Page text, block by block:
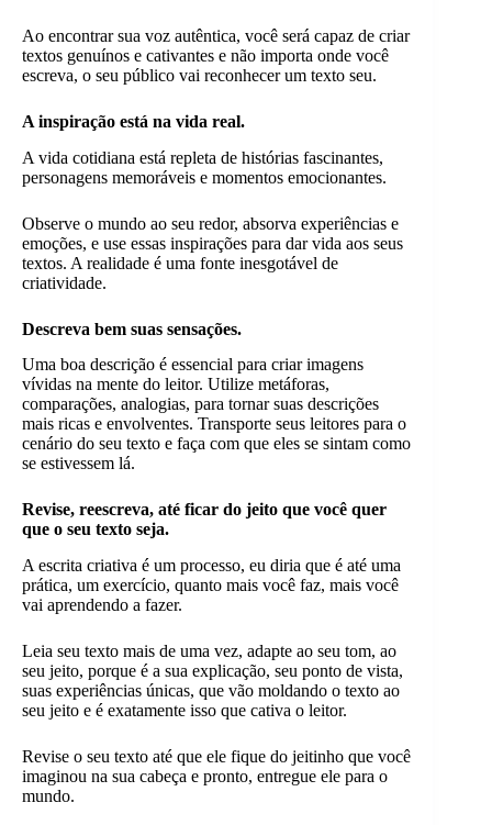
Ao encontrar sua voz autêntica, você será capaz de criar
textos genuínos e cativantes e não importa onde você
escreva, o seu público vai reconhecer um texto seu.
A inspiração está na vida real.
A vida cotidiana está repleta de histórias fascinantes,
personagens memoráveis e momentos emocionantes.
Observe o mundo ao seu redor, absorva experiências e
emoções, e use essas inspirações para dar vida aos seus
textos. A realidade é uma fonte inesgotável de
criatividade.
Descreva bem suas sensações.
Uma boa descrição é essencial para criar imagens
vívidas na mente do leitor. Utilize metáforas,
comparações, analogias, para tornar suas descrições
mais ricas e envolventes. Transporte seus leitores para o
cenário do seu texto e faça com que eles se sintam como
se estivessem lá.
Revise, reescreva, até ficar do jeito que você quer
que o seu texto seja.
A escrita criativa é um processo, eu diria que é até uma
prática, um exercício, quanto mais você faz, mais você
vai aprendendo a fazer.
Leia seu texto mais de uma vez, adapte ao seu tom, ao
seu jeito, porque é a sua explicação, seu ponto de vista,
suas experiências únicas, que vão moldando o texto ao
seu jeito e é exatamente isso que cativa o leitor.
Revise o seu texto até que ele fique do jeitinho que você
imaginou na sua cabeça e pronto, entregue ele para o
mundo.